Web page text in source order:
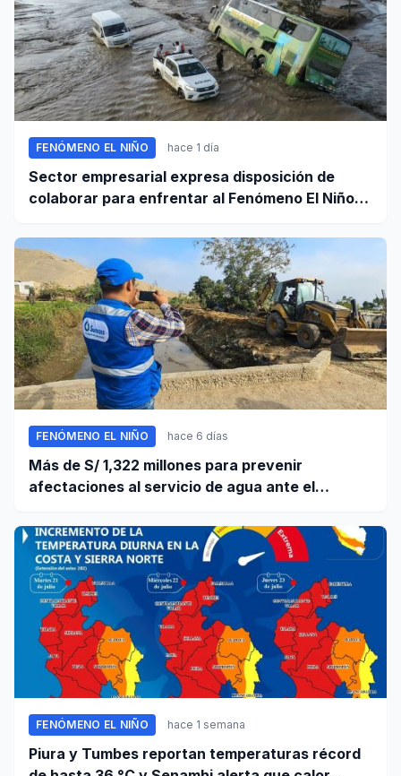
FENÓMENO EL NIÑO hace 1 día
Sector empresarial expresa disposición de
colaborar para enfrentar al Fenómeno El Niño,
FENÓMENO EL NIÑO hace 6 días
Más de S/ 1,322 millones para prevenir
afectaciones al servicio de agua ante el
FENÓMENO EL NIÑO hace 1 semana
Piura y Tumbes reportan temperaturas récord